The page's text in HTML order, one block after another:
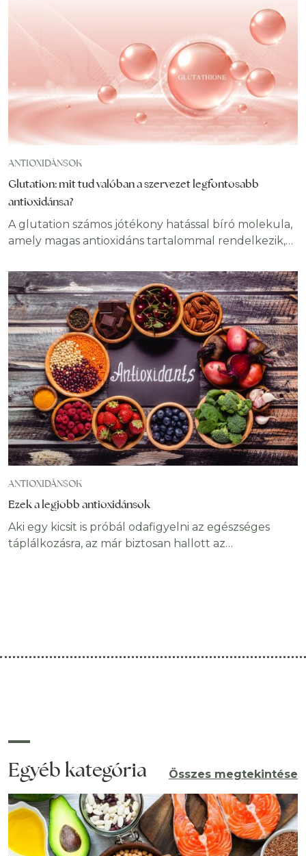
táplálkozás, a mozgás, az alvás, a stresszkezelés és a
környezeti tényezők az öregedés folyamatát. Most
bemutatjuk a longevity jelentése mögött álló
tudományos hátteret. Emellett kiderül,
ANTIOXIDÁNSOK
Glutation: mit tud valóban a szervezet legfontosabb
antioxidánsa?
A glutation számos jótékony hatással bíró molekula,
amely magas antioxidáns tartalommal rendelkezik,
sejtkárosodástól, támogatja a méregtelenítést, az
immunrendszert, valamint elősegíti a máj
egészségét. Sőt, kutatások bebizonyították, hogy
akár még a bőr regenerációjában is szerepet játszhat.
De vajon mit tud és mire jó? Mi a glutation? A
glutation egy kicsi, de
ANTIOXIDÁNSOK
Ezek a legjobb antioxidánsok
Aki egy kicsit is próbál odafigyelni az egészséges
táplálkozásra, az már biztosan hallott az
olyan egészségesek. Általában
Egyéb kategória Összes megtekintése